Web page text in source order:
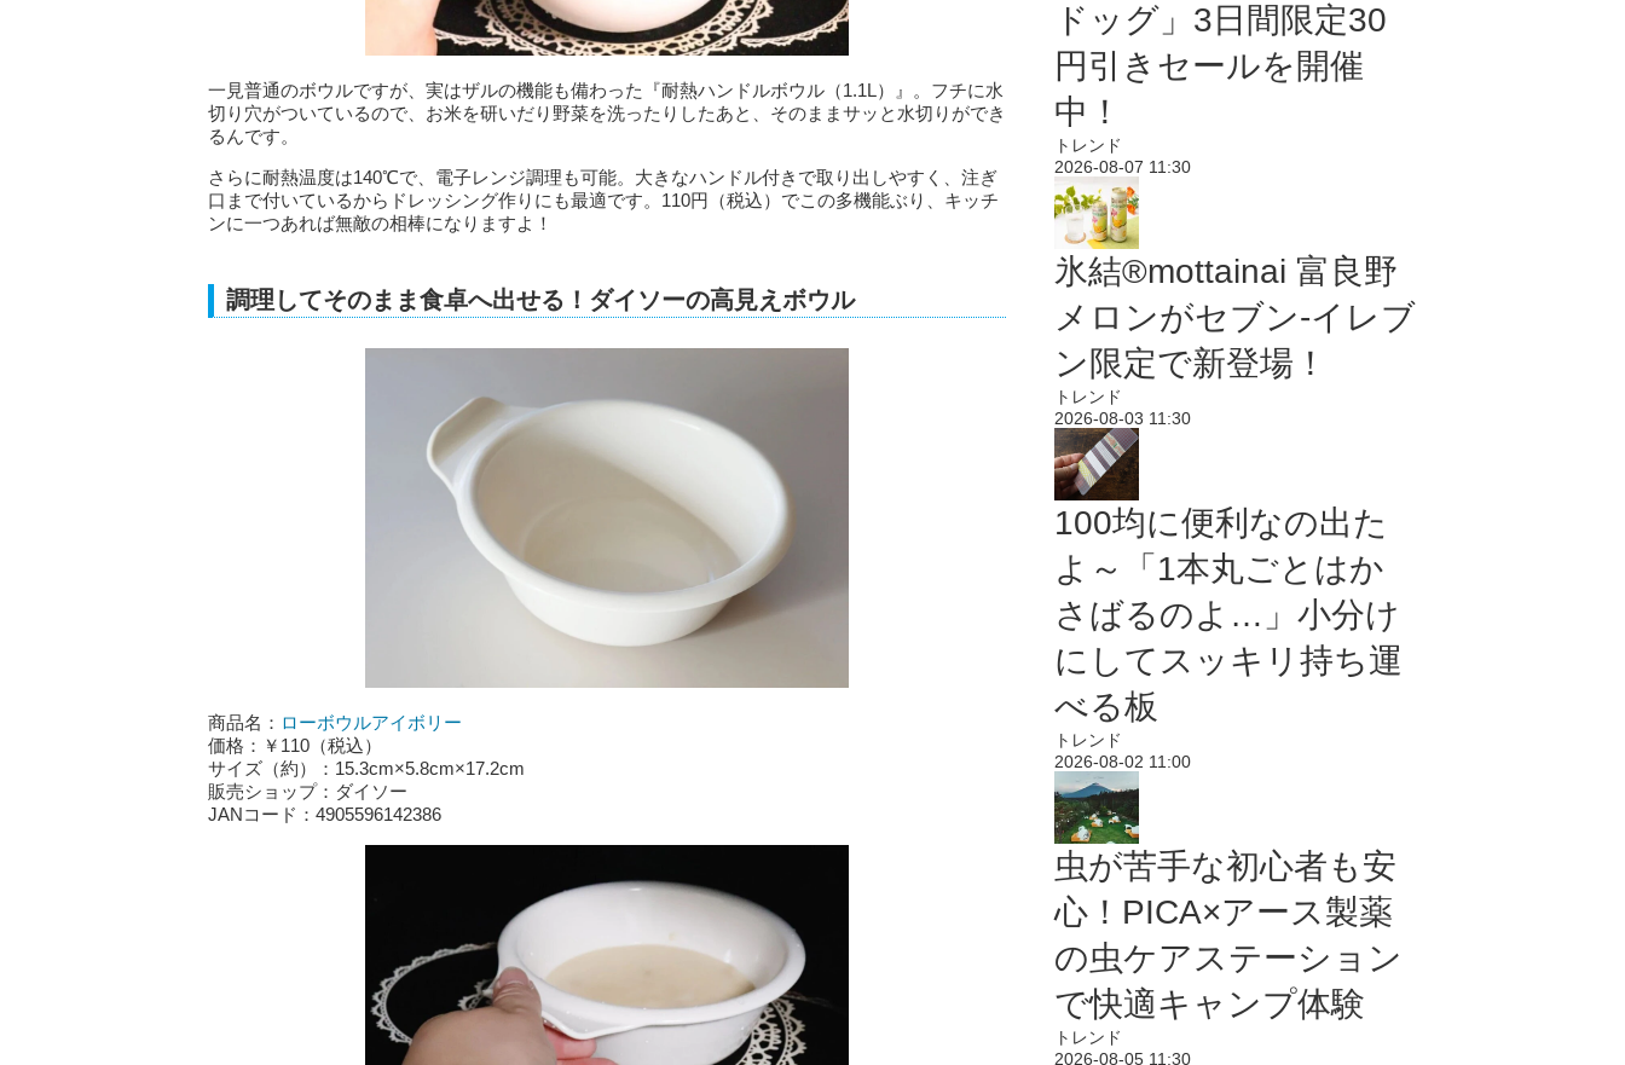
一見普通のボウルですが、実はザルの機能も備わった『耐熱ハンドルボウル（1.1L）』。フチに水
切り穴がついているので、お米を研いだり野菜を洗ったりしたあと、そのままサッと水切りができ
るんです。
さらに耐熱温度は140℃で、電子レンジ調理も可能。大きなハンドル付きで取り出しやすく、注ぎ
口まで付いているからドレッシング作りにも最適です。110円（税込）でこの多機能ぶり、キッチ
ンに一つあれば無敵の相棒になりますよ！
調理してそのまま食卓へ出せる！ダイソーの高見えボウル
商品名： ローボウルアイボリー
価格：￥110（税込）
サイズ（約）：15.3cm×5.8cm×17.2cm
販売ショップ：ダイソー
JANコード：4905596142386
ドッグ」3日間限定30
円引きセールを開催
中！
トレンド
2026-08-07 11:30
氷結®mottainai 富良野
メロンがセブン‐イレブ
ン限定で新登場！
トレンド
2026-08-03 11:30
100均に便利なの出た
よ～「1本丸ごとはか
さばるのよ…」小分け
にしてスッキリ持ち運
べる板
トレンド
2026-08-02 11:00
虫が苦手な初心者も安
心！PICA×アース製薬
の虫ケアステーション
で快適キャンプ体験
トレンド
2026-08-05 11:30